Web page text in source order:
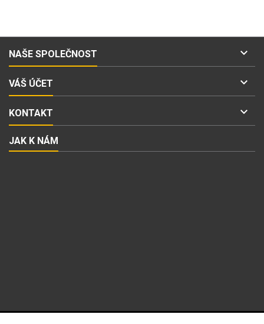
NAŠE SPOLEČNOST 
VÁŠ ÚČET 
KONTAKT 
JAK K NÁM